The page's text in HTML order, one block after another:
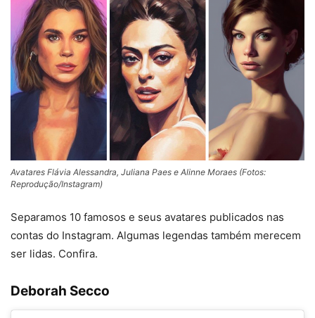
Avatares Flávia Alessandra, Juliana Paes e Alinne Moraes (Fotos:
Reprodução/Instagram)
Separamos 10 famosos e seus avatares publicados nas
contas do Instagram. Algumas legendas também merecem
ser lidas. Confira.
Deborah Secco